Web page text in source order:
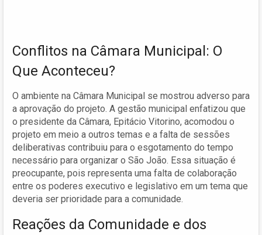
Conflitos na Câmara Municipal: O
Que Aconteceu?
O ambiente na Câmara Municipal se mostrou adverso para
a aprovação do projeto. A gestão municipal enfatizou que
o presidente da Câmara, Epitácio Vitorino, acomodou o
projeto em meio a outros temas e a falta de sessões
deliberativas contribuiu para o esgotamento do tempo
necessário para organizar o São João. Essa situação é
preocupante, pois representa uma falta de colaboração
entre os poderes executivo e legislativo em um tema que
deveria ser prioridade para a comunidade.
Reações da Comunidade e dos